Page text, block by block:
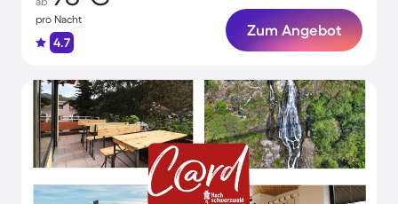
pro Nacht
4.7
Zum Angebot